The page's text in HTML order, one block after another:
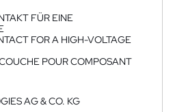
FÜR EINE
FOR A HIGH-VOLTAGE
POUR COMPOSANT
AG & CO. KG